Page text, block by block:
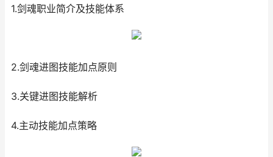
1.剑魂职业简介及技能体系
2.剑魂进图技能加点原则
3.关键进图技能解析
4.主动技能加点策略